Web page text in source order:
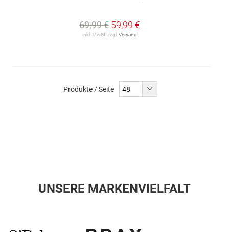
69,99 € 59,99 €
inkl. MwSt. zzgl. Versand
Produkte / Seite
UNSERE MARKENVIELFALT